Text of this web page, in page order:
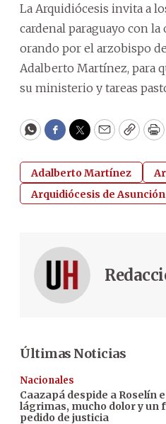
La Arquidiócesis invita a
cardenal paraguayo con la
orando por el arzobispo
Adalberto Martínez, para
su ministerio y tareas
WhatsApp
Facebook
Twitter
EmailCopy
Adalberto Martínez
Arquidiócesis de Asunción
Últimas Noticias
Nacionales
Caazapá despide a Roselín
lágrimas, mucho dolor y un
pedido de justicia